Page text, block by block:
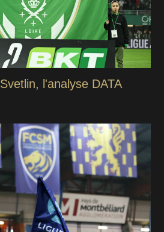
l'analyse DATA